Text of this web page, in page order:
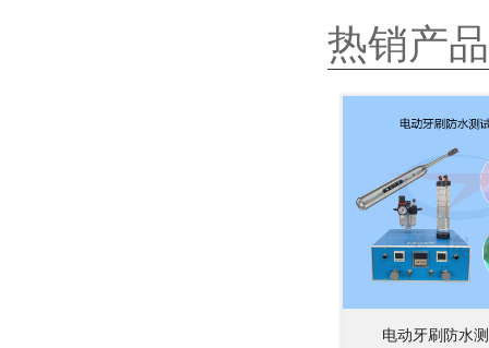
热销产
电动牙刷防水